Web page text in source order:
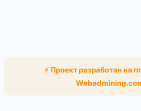
⚡ Проект разработан на